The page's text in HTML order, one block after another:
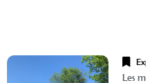
Les